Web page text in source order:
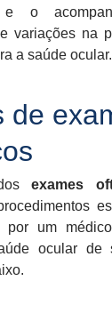
e o
variações na
a saúde ocular.
de
exames
por um
ocular de